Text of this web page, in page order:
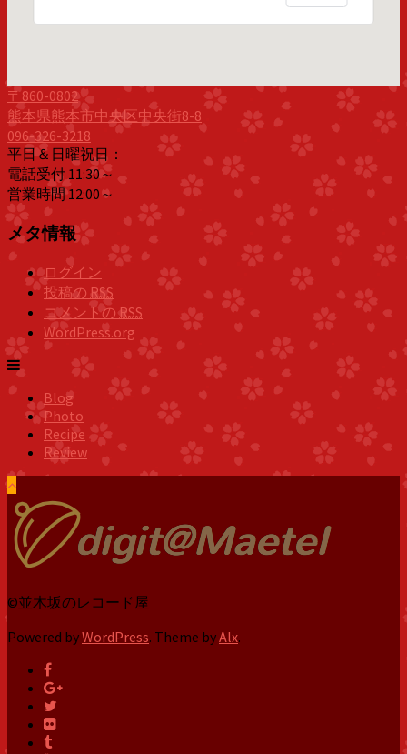
〒860-0802
熊本県熊本市中央区中央街8-8
096-326-3218
平日＆日曜祝日：
電話受付 11:30～
営業時間 12:00～
メタ情報
ログイン
投稿の RSS
コメントのRSS
WordPress.org
Blog
Photo
Recipe
Review
©並木坂のレコード屋
Powered byWordPress. Theme byAlx.